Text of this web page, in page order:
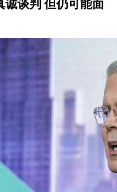
诚谈判 但仍可能面